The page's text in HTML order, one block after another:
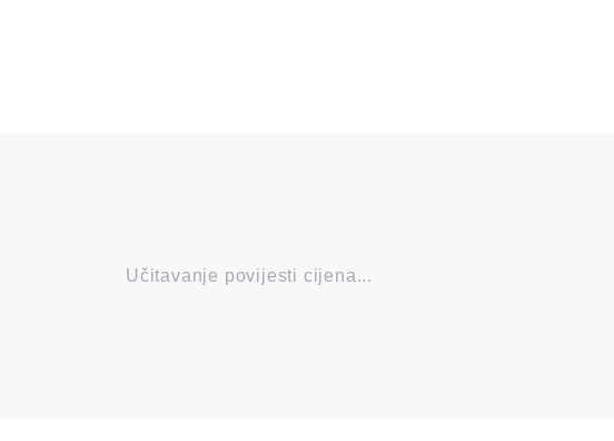
Učitavanje povijesti cijena...